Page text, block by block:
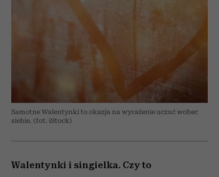
Samotne Walentynki to okazja na wyrażenie uczuć wobec
siebie. (fot. iStock)
Walentynki i singielka. Czy to